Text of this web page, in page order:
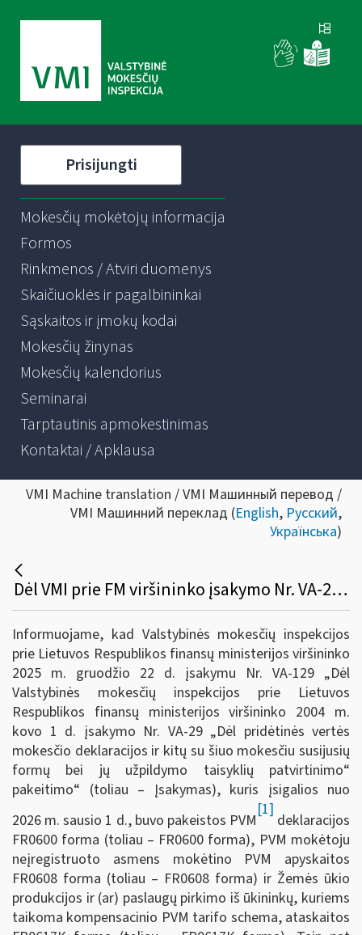
Prisijungti
Mokesčių mokėtojų informacija
Formos
Rinkmenos / Atviri duomenys
Skaičiuoklės ir pagalbininkai
Sąskaitos ir įmokų kodai
Mokesčių žinynas
Mokesčių kalendorius
Seminarai
Tarptautinis apmokestinimas
Kontaktai / Apklausa
VMI Machine translation / VMI Машинный перевод /
VMI Машинний переклад (English, Русский,
Українська)
Dėl VMI prie FM viršininko įsakymo Nr. VA-29 pakeitimo
Informuojame, kad Valstybinės mokesčių inspekcijos
prie Lietuvos Respublikos finansų ministerijos viršininko
2025 m. gruodžio 22 d. įsakymu Nr. VA-129 „Dėl
Valstybinės mokesčių inspekcijos prie Lietuvos
Respublikos finansų ministerijos viršininko 2004 m.
kovo 1 d. įsakymo Nr. VA-29 „Dėl pridėtinės vertės
mokesčio deklaracijos ir kitų su šiuo mokesčiu susijusių
formų bei jų užpildymo taisyklių patvirtinimo“
pakeitimo“ (toliau – Įsakymas), kuris įsigalios nuo
2026 m. sausio 1 d., buvo pakeistos PVM
[1]
deklaracijos
FR0600 forma (toliau – FR0600 forma), PVM mokėtoju
neįregistruoto asmens mokėtino PVM apyskaitos
FR0608 forma (toliau – FR0608 forma) ir Žemės ūkio
produkcijos ir (ar) paslaugų pirkimo iš ūkininkų, kuriems
taikoma kompensacinio PVM tarifo schema, ataskaitos